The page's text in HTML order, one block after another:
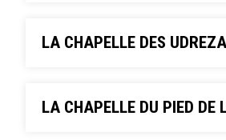
LA CHAPELLE DES
LA CHAPELLE DU PIED DE